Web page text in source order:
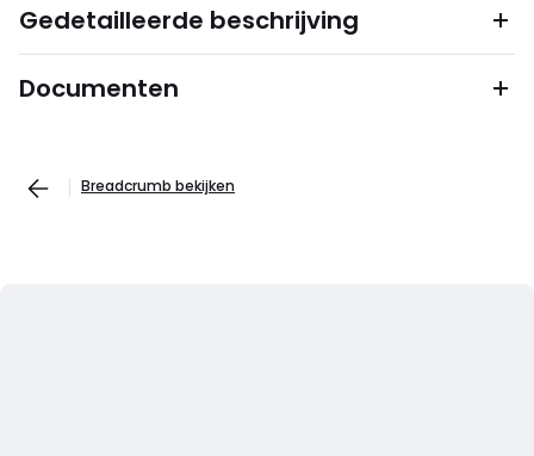
Gedetailleerde beschrijving
Documenten
Breadcrumb bekijken